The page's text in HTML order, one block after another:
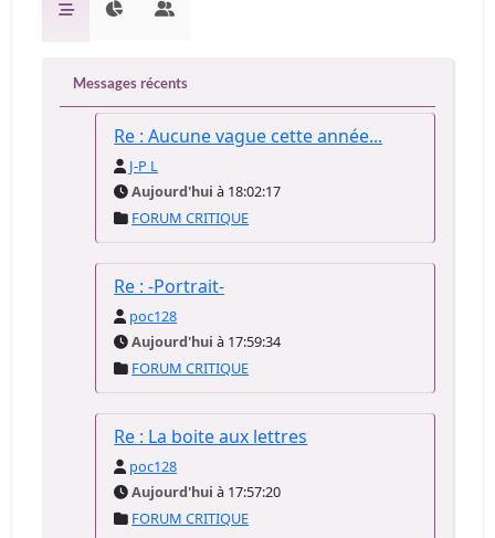
Messages récents
Re : Aucune vague cette année...
J-P L
Aujourd'hui à 18:02:17
FORUM CRITIQUE
Re : -Portrait-
poc128
Aujourd'hui à 17:59:34
FORUM CRITIQUE
Re : La boite aux lettres
poc128
Aujourd'hui à 17:57:20
FORUM CRITIQUE